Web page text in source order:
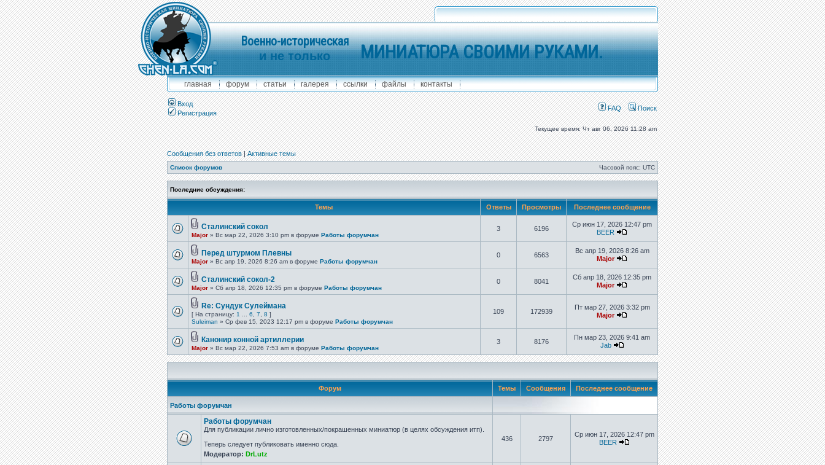
Военно-историческая
и не только МИНИАТЮРА СВОИМИ РУКАМИ.
главная форум статьи галерея ссылки файлы контакты
Вход
Регистрация
FAQ Поиск
Текущее время: Чт авг 06, 2026 11:28 am
Сообщения без ответов|Активные темы
Список форумов Часовой пояс: UTC
Последние обсуждения:
Темы Ответы Просмотры Последнее сообщение
Сталинский сокол
Major » Вс мар 22, 2026 3:10 pm в форуме Работы форумчан
3 6196
Ср июн 17, 2026 12:47 pm
BEER
Перед штурмом Плевны
Major » Вс апр 19, 2026 8:26 am в форуме Работы форумчан
0 6563
Вс апр 19, 2026 8:26 am
Major
Сталинский сокол-2
Major » Сб апр 18, 2026 12:35 pm в форуме Работы форумчан
0 8041
Сб апр 18, 2026 12:35 pm
Major
Re: Сундук Сулеймана
[ На страницу: 1 6 7 8 ]
Suleiman » Ср фев 15, 2023 12:17 pm в форуме Работы форумчан
109 172939
Пт мар 27, 2026 3:32 pm
Major
Канонир конной артиллерии
Major » Вс мар 22, 2026 7:53 am в форуме Работы форумчан
3 8176
Пн мар 23, 2026 9:41 am
Jab
Форум Темы Сообщения Последнее сообщение
Работы форумчан
Работы форумчан
Для публикации лично изготовленных/покрашенных миниатюр (в целях обсуждения итп).
Теперь следует публиковать именно сюда.
Модератор: DrLutz
436 2797
Ср июн 17, 2026 12:47 pm
BEER